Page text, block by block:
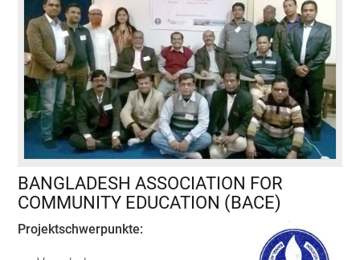
BANGLADESH ASSOCIATION FOR
COMMUNITY EDUCATION (BACE)
Projektschwerpunkte: